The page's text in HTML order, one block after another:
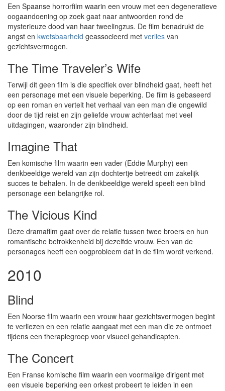
Een Spaanse horrorfilm waarin een vrouw met een degeneratieve
oogaandoening op zoek gaat naar antwoorden rond de
mysterieuze dood van haar tweelingzus. De film benadrukt de
angst en kwetsbaarheid geassocieerd met verlies van
gezichtsvermogen.
The Time Traveler’s Wife
Terwijl dit geen film is die specifiek over blindheid gaat, heeft het
een personage met een visuele beperking. De film is gebaseerd
op een roman en vertelt het verhaal van een man die ongewild
door de tijd reist en zijn geliefde vrouw achterlaat met veel
uitdagingen, waaronder zijn blindheid.
Imagine That
Een komische film waarin een vader (Eddie Murphy) een
denkbeeldige wereld van zijn dochtertje betreedt om zakelijk
succes te behalen. In de denkbeeldige wereld speelt een blind
personage een belangrijke rol.
The Vicious Kind
Deze dramafilm gaat over de relatie tussen twee broers en hun
romantische betrokkenheid bij dezelfde vrouw. Een van de
personages heeft een oogprobleem dat in de film wordt verkend.
2010
Blind
Een Noorse film waarin een vrouw haar gezichtsvermogen begint
te verliezen en een relatie aangaat met een man die ze ontmoet
tijdens een therapiegroep voor visueel gehandicapten.
The Concert
Een Franse komische film waarin een voormalige dirigent met
een visuele beperking een orkest probeert te leiden in een